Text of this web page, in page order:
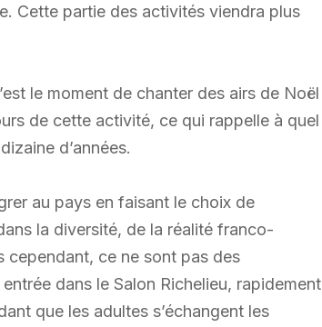
Cette partie des activités viendra plus
le moment de chanter des airs de Noël
de cette activité, ce qui rappelle à quel
d’années.
au pays en faisant le choix de
la diversité, de la réalité franco-
cependant, ce ne sont pas des
dans le Salon Richelieu, rapidement
que les adultes s’échangent les